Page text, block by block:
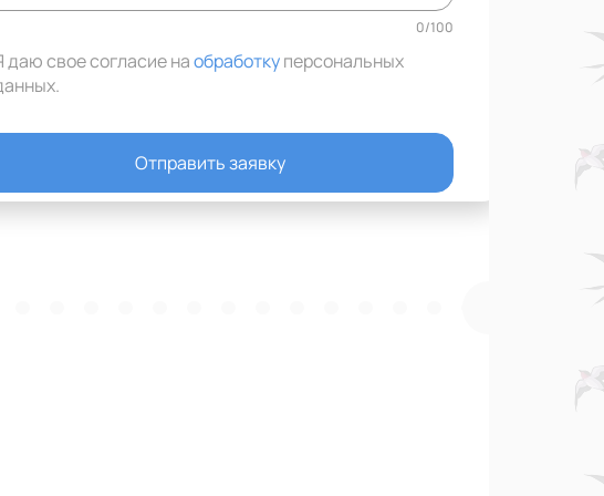
0/100
даю свое согласие наобработкуперсональных
.
Отправить заявку